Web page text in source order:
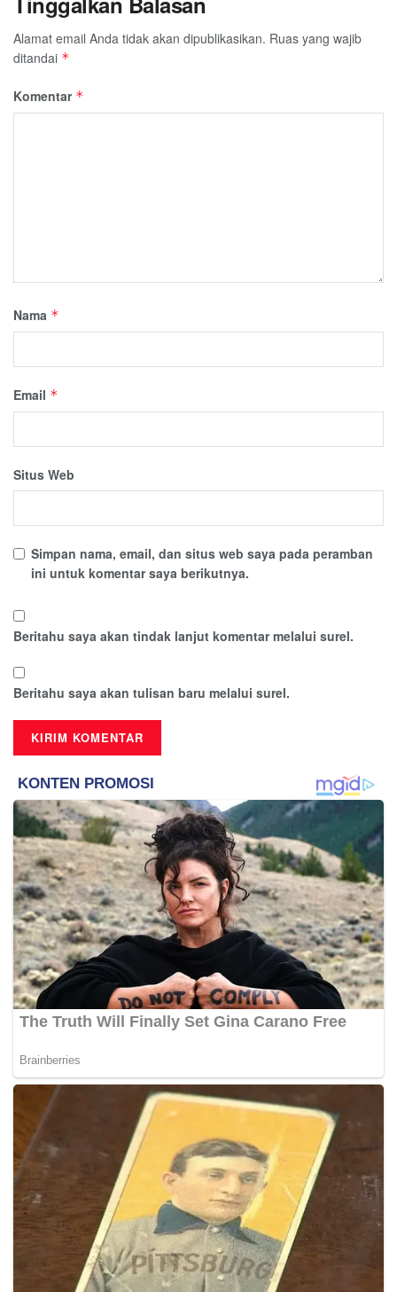
Alamat email Anda tidak akan dipublikasikan. Ruas yang wajib
ditandai *
Komentar *
Nama *
Email *
Situs Web
Simpan nama, email, dan situs web saya pada peramban
ini untuk komentar saya berikutnya.
Beritahu saya akan tindak lanjut komentar melalui surel.
Beritahu saya akan tulisan baru melalui surel.